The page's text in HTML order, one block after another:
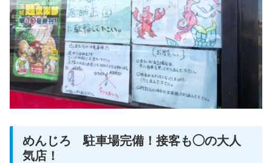
めんじろ 駐車場完備！接客も◯の大人
気店！